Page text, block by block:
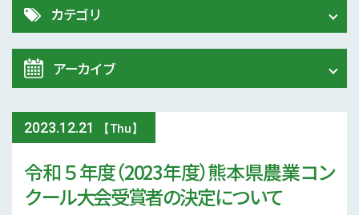
2023.12.21 【Thu】
令和５年度（2023年度）熊本県農業コン
クール大会受賞者の決定について
カテゴリ
令和8年 熊本地震関連情報
農業大学校
スマート農業
アーカイブ
2026年 (75)
2025年 (107)
2024年 (125)